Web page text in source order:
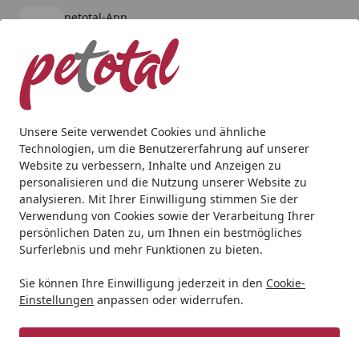
Unsere Seite verwendet Cookies und ähnliche
Technologien, um die Benutzererfahrung auf unserer
Website zu verbessern, Inhalte und Anzeigen zu
personalisieren und die Nutzung unserer Website zu
analysieren. Mit Ihrer Einwilligung stimmen Sie der
Verwendung von Cookies sowie der Verarbeitung Ihrer
persönlichen Daten zu, um Ihnen ein bestmögliches
Surferlebnis und mehr Funktionen zu bieten.
Sie können Ihre Einwilligung jederzeit in den Cookie-
Einstellungen anpassen oder widerrufen.
petotal-App
kostenlos - Im App Store
Alle Produkte
Mein Konto
Suchen
Startseite
Andere Tierarten Kleintier Kleintierfutter
JR FARM Nager Heu-Haus
Kleintiersnack / Zubehör
4.8 (4 Bewertungen)